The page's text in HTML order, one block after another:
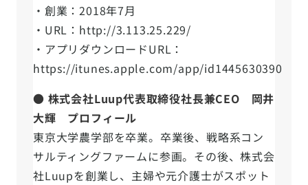
・創業：2018年7月
・URL：http://3.113.25.229/
・アプリダウンロードURL：
https://itunes.apple.com/app/id1445630390
● 株式会社Luup代表取締役社長兼CEO 岡井
大輝 プロフィール
東京大学農学部を卒業。卒業後、戦略系コン
サルティングファームに参画。その後、株式会
社Luupを創業し、主婦や元介護士がスポット